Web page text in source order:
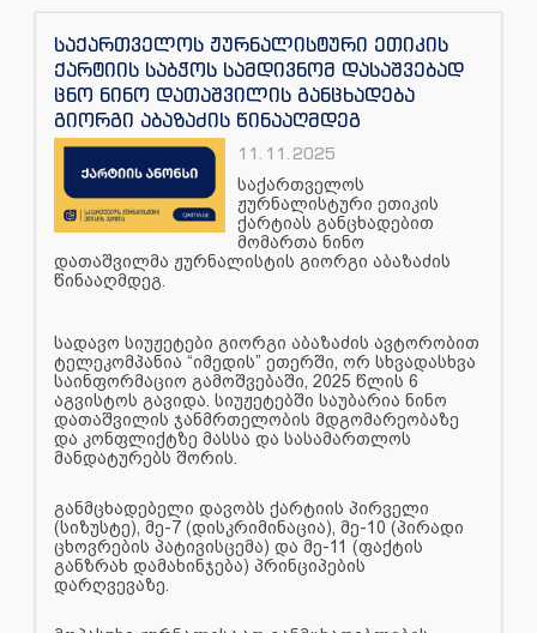
საქართველოს ჟურნალისტური ეთიკის
ქარტიის საბჭოს სამდივნომ დასაშვებად
ცნო ნინო დათაშვილის განცხადება
გიორგი აბაზაძის წინააღმდეგ
11.11.2025
საქართველოს
ჟურნალისტური ეთიკის
ქარტიას განცხადებით
მომართა ნინო
დათაშვილმა ჟურნალისტის გიორგი აბაზაძის
წინააღმდეგ.
სადავო სიუჟეტები გიორგი აბაზაძის ავტორობით
ტელეკომპანია “იმედის” ეთერში, ორ სხვადასხვა
საინფორმაციო გამოშვებაში, 2025 წლის 6
აგვისტოს გავიდა. სიუჟეტებში საუბარია ნინო
დათაშვილის ჯანმრთელობის მდგომარეობაზე
და კონფლიქტზე მასსა და სასამართლოს
მანდატურებს შორის.
განმცხადებელი დავობს ქარტიის პირველი
(სიზუსტე), მე-7 (დისკრიმინაცია), მე-10 (პირადი
ცხოვრების პატივისცემა) და მე-11 (ფაქტის
განზრახ დამახინჯება) პრინციპების
დარღვევაზე.